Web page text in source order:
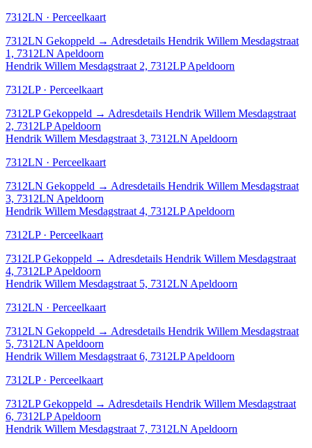
7312LN · Perceelkaart
7312LN Gekoppeld → Adresdetails Hendrik Willem Mesdagstraat
1, 7312LN Apeldoorn
Hendrik Willem Mesdagstraat 2, 7312LP Apeldoorn
7312LP · Perceelkaart
7312LP Gekoppeld → Adresdetails Hendrik Willem Mesdagstraat
2, 7312LP Apeldoorn
Hendrik Willem Mesdagstraat 3, 7312LN Apeldoorn
7312LN · Perceelkaart
7312LN Gekoppeld → Adresdetails Hendrik Willem Mesdagstraat
3, 7312LN Apeldoorn
Hendrik Willem Mesdagstraat 4, 7312LP Apeldoorn
7312LP · Perceelkaart
7312LP Gekoppeld → Adresdetails Hendrik Willem Mesdagstraat
4, 7312LP Apeldoorn
Hendrik Willem Mesdagstraat 5, 7312LN Apeldoorn
7312LN · Perceelkaart
7312LN Gekoppeld → Adresdetails Hendrik Willem Mesdagstraat
5, 7312LN Apeldoorn
Hendrik Willem Mesdagstraat 6, 7312LP Apeldoorn
7312LP · Perceelkaart
7312LP Gekoppeld → Adresdetails Hendrik Willem Mesdagstraat
6, 7312LP Apeldoorn
Hendrik Willem Mesdagstraat 7, 7312LN Apeldoorn